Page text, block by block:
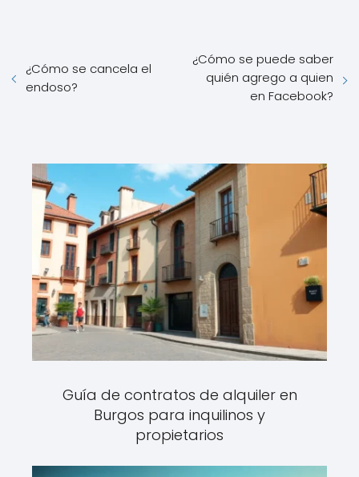
¿Cómo se cancela el
endoso?
¿Cómo se puede saber
quién agrego a quien
en Facebook?
Guía de contratos de alquiler en
Burgos para inquilinos y
propietarios